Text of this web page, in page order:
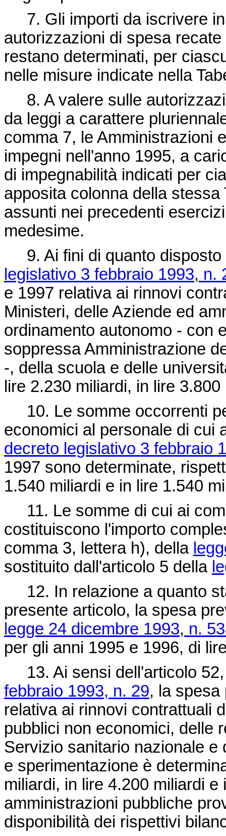
7. Gli importi da iscrivere in
autorizzazioni di spesa
restano determinati, per
nelle misure indicate nella
8. A valere sulle
da leggi a carattere
comma 7, le Amministrazioni
impegni nell'anno 1995, a
di impegnabilità indicati per
apposita colonna della
assunti nei precedenti
medesime.
9. Ai fini di quanto disposto
legislativo 3 febbraio 1993, n.
e 1997 relativa ai rinnovi
Ministeri, delle Aziende ed
ordinamento autonomo - con
soppressa Amministrazione
-, della scuola e delle
lire 2.230 miliardi, in lire
10. Le somme occorrenti
economici al personale di cui
decreto legislativo 3 febbraio
1997 sono determinate,
1.540 miliardi e in lire 1.540
11. Le somme di cui ai
costituiscono l'importo
comma 3, lettera h), della
sostituito dall'articolo 5 della
12. In relazione a quanto
presente articolo, la spesa
legge 24 dicembre 1993, n.
per gli anni 1995 e 1996, di
13. Ai sensi dell'articolo
febbraio 1993, n. 29, la spesa
relativa ai rinnovi contrattuali
pubblici non economici, delle
Servizio sanitario nazionale
e sperimentazione è
miliardi, in lire 4.200 miliardi
amministrazioni pubbliche
disponibilità dei rispettivi